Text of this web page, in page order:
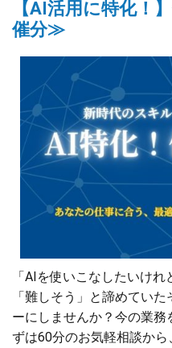
【AI活用に特化
催分≫
「AIを使いこなしたいけ
「難しそう」と諦めてい
ーにしませんか？今の業務
ずは60分のお気軽相談か